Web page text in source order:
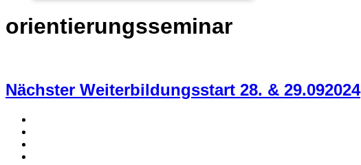
orientierungsseminar
Nächster Weiterbildungsstart 28. & 29.092024